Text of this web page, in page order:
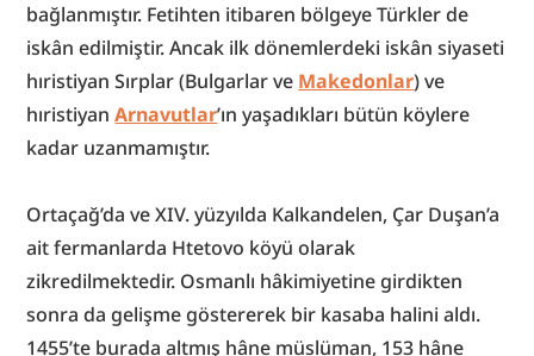
bağlanmıştır. Fetihten itibaren bölgeye Türkler de
iskân edilmiştir. Ancak ilk dönemlerdeki iskân siyaseti
hıristiyan Sırplar (Bulgarlar ve Makedonlar) ve
hıristiyan Arnavutlar’ın yaşadıkları bütün köylere
kadar uzanmamıştır.
Ortaçağ’da ve XIV. yüzyılda Kalkandelen, Çar Duşan’a
ait fermanlarda Htetovo köyü olarak
zikredilmektedir. Osmanlı hâkimiyetine girdikten
sonra da gelişme göstererek bir kasaba halini aldı.
1455’te burada altmış hâne müslüman, 153 hâne